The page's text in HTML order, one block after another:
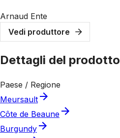
Arnaud Ente
Vedi produttore
Dettagli del prodotto
Paese / Regione
Meursault
Côte de Beaune
Burgundy